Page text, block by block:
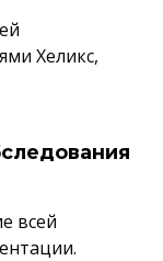
Хеликс,
всей